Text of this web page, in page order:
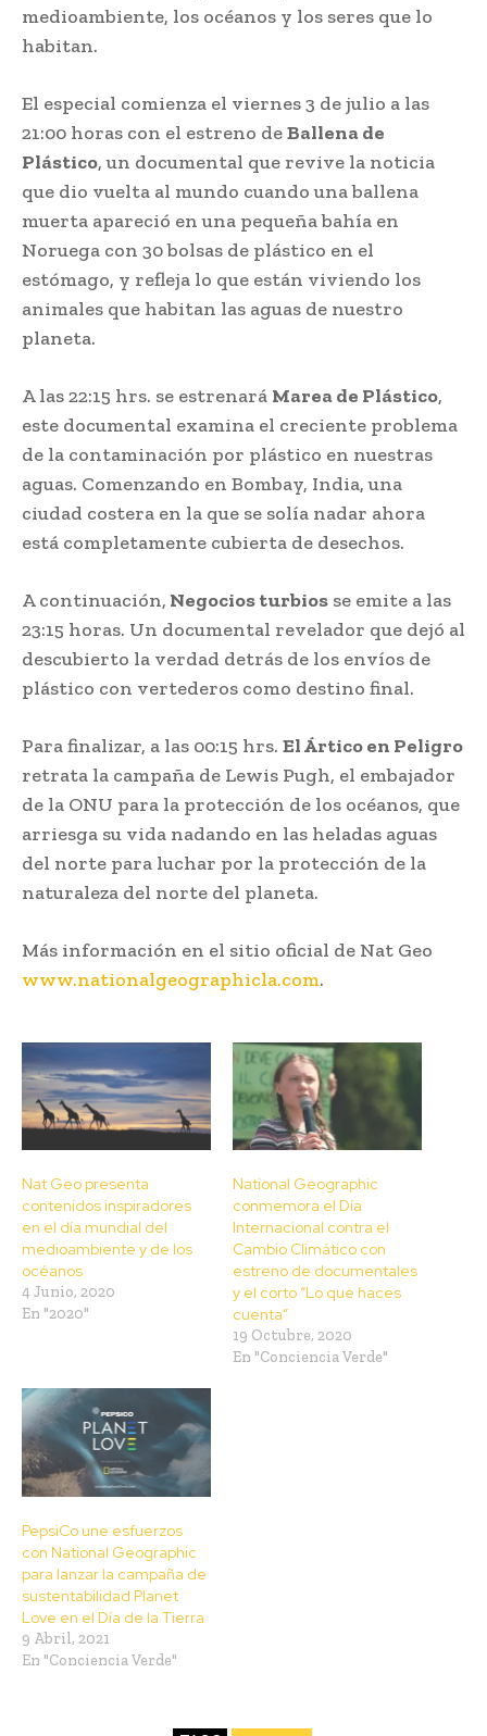
medioambiente, los océanos y los seres que lo
habitan.
El especial comienza el viernes 3 de julio a las
21:00 horas con el estreno deBallena de
Plástico, un documental que revive la noticia
que dio vuelta al mundo cuando una ballena
muerta apareció en una pequeña bahía en
Noruega con 30 bolsas de plástico en el
estómago, y refleja lo que están viviendo los
animales que habitan las aguas de nuestro
planeta.
A las 22:15 hrs. se estrenará Marea de Plástico,
este documental examina el creciente problema
de la contaminación por plástico en nuestras
aguas. Comenzando en Bombay, India, una
ciudad costera en la que se solía nadar ahora
está completamente cubierta de desechos.
A continuación, Negocios turbios se emite a las
23:15 horas. Un documental revelador que dejó al
descubierto la verdad detrás de los envíos de
plástico con vertederos como destino final.
Para finalizar, a las 00:15 hrs. El Ártico en Peligro
retrata la campaña de Lewis Pugh, el embajador
de la ONU para la protección de los océanos, que
arriesga su vida nadando en las heladas aguas
del norte para luchar por la protección de la
naturaleza del norte del planeta.
Más información en el sitio oficial de Nat Geo
www.nationalgeographicla.com.
Nat Geo presenta
contenidos inspiradores
en el día mundial del
medioambiente y de los
océanos
4 Junio, 2020
En "2020"
National Geographic
conmemora el Día
Internacional contra el
Cambio Climático con
estreno de documentales
y el corto “Lo que haces
cuenta”
19 Octubre, 2020
En "Conciencia Verde"
PepsiCo une esfuerzos
con National Geographic
para lanzar la campaña de
sustentabilidad Planet
Love en el Día de la Tierra
9 Abril, 2021
En "Conciencia Verde"